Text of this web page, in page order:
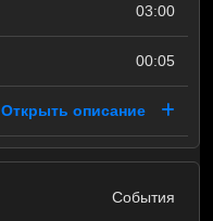
03:00
00:05
Открыть описание
События